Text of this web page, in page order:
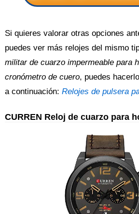
Si quieres valorar otras opciones
puedes ver más relojes del mismo
militar de cuarzo impermeable para
cronómetro de cuero, puedes
a continuación: Relojes de pulsera
CURREN Reloj de cuarzo para